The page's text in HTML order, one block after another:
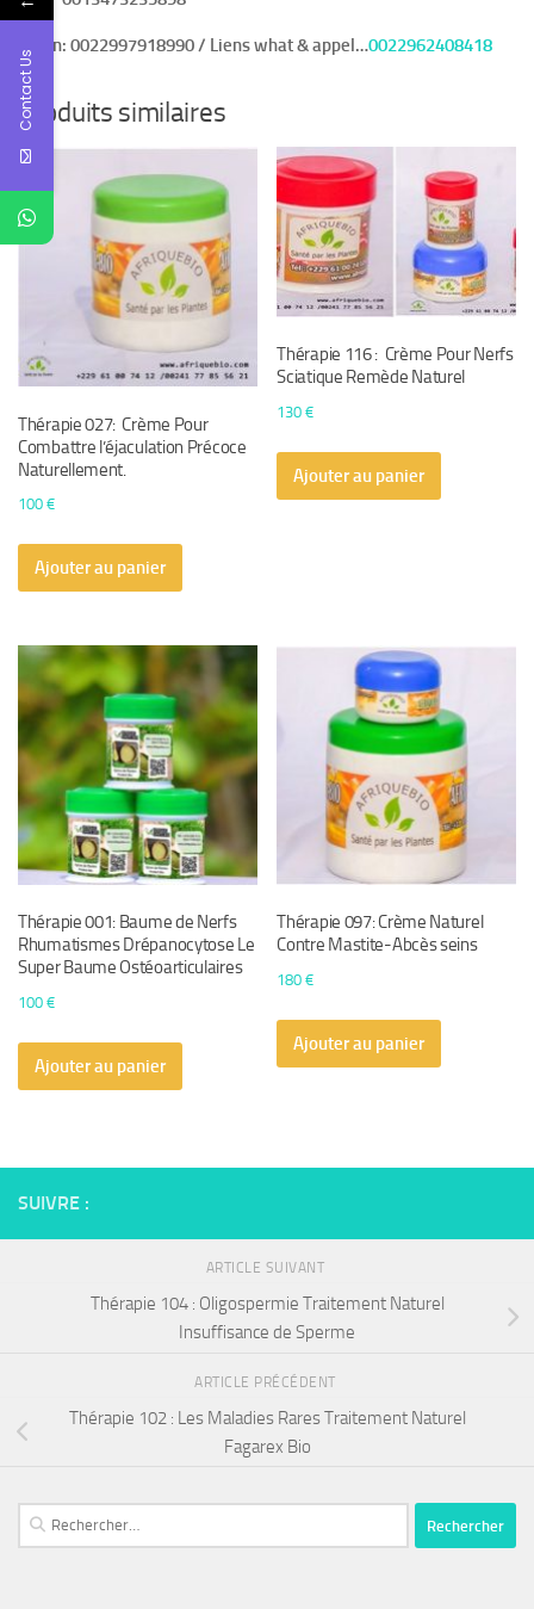
Benin: 0022997918990 / Liens what & appel…0022962408418
Produits similaires
Thérapie 027: Crème Pour
Combattre l’éjaculation Précoce
Naturellement.
100 €
Ajouter au panier
Thérapie 116 : Crème Pour Nerfs
Sciatique Remède Naturel
130€
Ajouter au panier
Thérapie 001: Baume de Nerfs
Rhumatismes Drépanocytose Le
Super Baume Ostéoarticulaires
100 €
Ajouter au panier
Thérapie 097: Crème Naturel
Contre Mastite-Abcès seins
180€
Ajouter au panier
SUIVRE :
ARTICLE SUIVANT
Thérapie 104 : Oligospermie Traitement Naturel
Insuffisance de Sperme
ARTICLE PRÉCÉDENT
Thérapie 102 : Les Maladies Rares Traitement Naturel
Fagarex Bio
Rechercher :
Contact Us